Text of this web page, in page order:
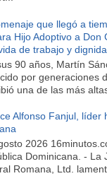
que llegó a
Hijo Adoptivo a Don
de trabajo y
sus 90 años, Martín
por generaciones
una de las más altas
Alfonso Fanjul, líder
2026
Dominicana. - La
Romana, Ltd.